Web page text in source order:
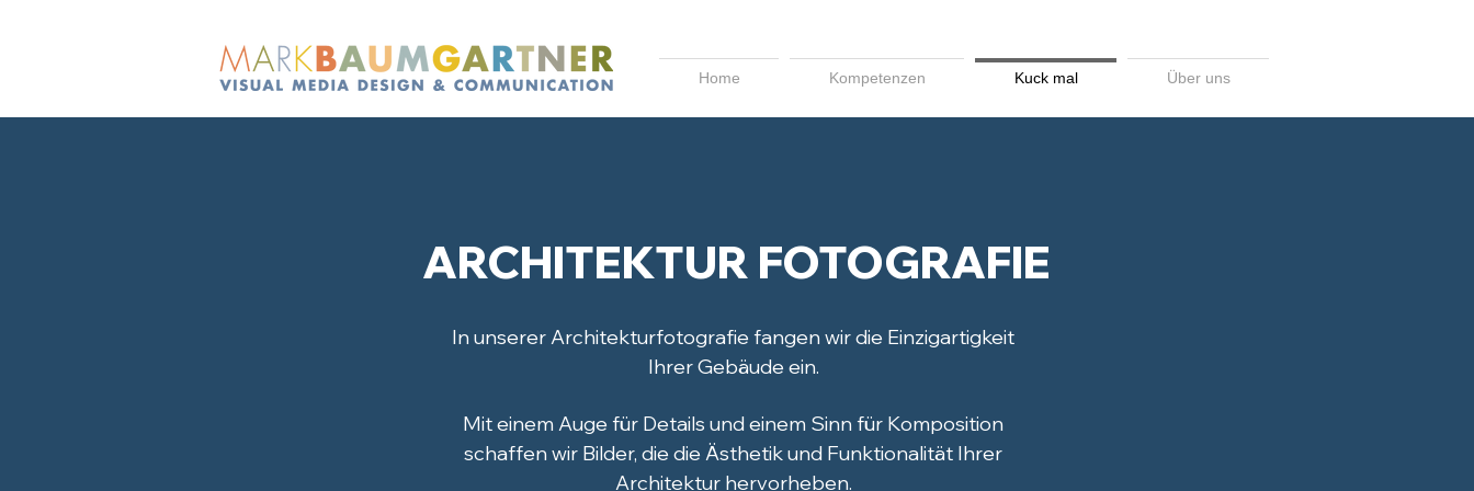
Home Kompetenzen Kuck mal Über uns
ARCHITEKTUR FOTOGRAFIE
In unserer Architekturfotografie fangen wir die Einzigartigkeit
Ihrer Gebäude ein.
Mit einem Auge für Details und einem Sinn für Komposition
schaffen wir Bilder, die die Ästhetik und Funktionalität Ihrer
Architektur hervorheben.